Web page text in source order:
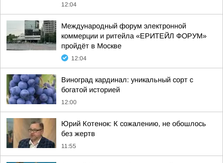
12:04
Международный форум электронной
коммерции и ритейла «ЕРИТЕЙЛ ФОРУМ»
пройдёт в Москве
12:04
Виноград кардинал: уникальный сорт с
богатой историей
12:00
Юрий Котенок: К сожалению, не обошлось
без жертв
11:55